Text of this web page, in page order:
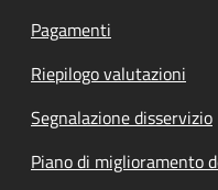
Pagamenti
Riepilogo valutazioni
Segnalazione disservizio
Piano di miglioramento